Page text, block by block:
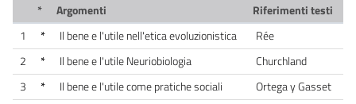
* Argomenti
Riferimenti testi
1
* Il bene e l'utile nell'etica evoluzionistica
Rée
2
* Il bene e l'utile Neuriobiologia
Churchland
3
* Il bene e l'utile come pratiche sociali Ortega y Gasset